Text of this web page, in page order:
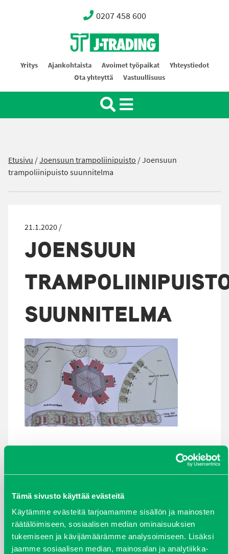
Tämä sivusto käyttää evästeitä
Käytämme evästeitä tarjoamamme sisällön ja mainosten
räätälöimiseen, sosiaalisen median ominaisuuksien
tukemiseen ja kävijämäärämme analysoimiseen. Lisäksi
jaamme sosiaalisen median, mainosalan ja analytiikka-
0207 458 600
Oy J-Trading Ab
Yritys Ajankohtaista Avoimet työpaikat
Yhteystiedot
Ota yhteyttä
Vastuullisuus
Etusivu /Joensuun trampoliinipuisto /Joensuun
trampoliinipuisto suunnitelma
21.1.2020 /
JOENSUUN
SUUNNITELMA
elokuu 2024
syyskuu 2023